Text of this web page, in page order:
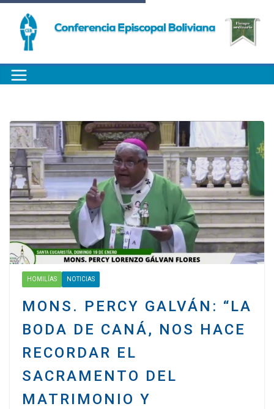
HOMILÍAS NOTICIAS
MONS. PERCY GALVÁN: “LA
BODA DE CANÁ, NOS HACE
RECORDAR EL
SACRAMENTO DEL
MATRIMONIO Y